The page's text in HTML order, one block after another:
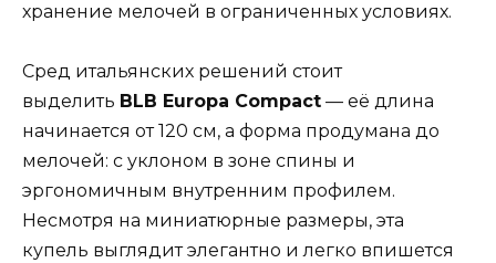
хранение мелочей в ограниченных условиях.
Сред итальянских решений стоит
выделить BLB Europa Compact — её длина
начинается от 120 см, а форма продумана до
мелочей: с уклоном в зоне спины и
эргономичным внутренним профилем.
Несмотря на миниатюрные размеры, эта
купель выглядит элегантно и легко впишется